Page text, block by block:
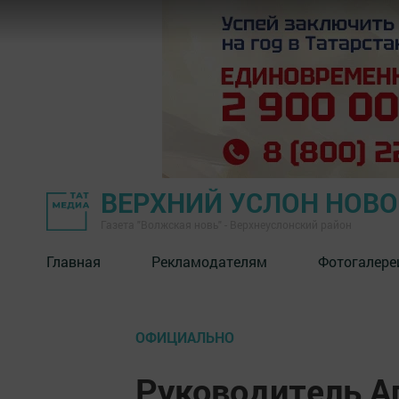
ВЕРХНИЙ УСЛОН
Главная Рекламодателям
ОФИЦИАЛЬНО
Руководитель